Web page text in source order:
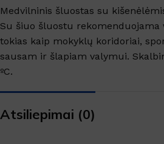
Medvilninis šluostas su
Su šiuo šluostu rekomenduojama
tokias kaip mokyklų koridoriai,
sausam ir šlapiam valymui.
ºC.
Atsiliepimai (0)